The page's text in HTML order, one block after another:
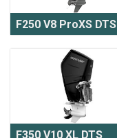
F250 V8 ProXS DTS
F350 V10 XL DTS